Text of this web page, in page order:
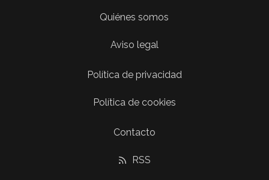
Quiénes somos
Aviso legal
Política de privacidad
Política de cookies
Contacto
RSS